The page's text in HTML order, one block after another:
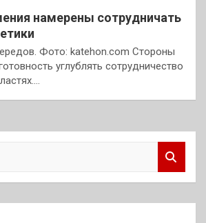
намерены сотрудничать
Фото: katehon.com Стороны
углублять сотрудничество